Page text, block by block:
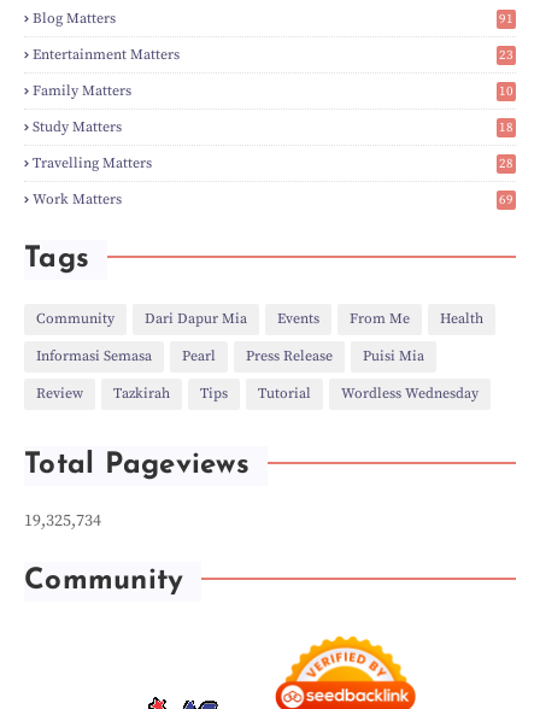
►Feb(6)
►Jan(8)
►2023(224)
►Dec(5)
►Nov (28)
►Oct(50)
►Sept(12)
►Aug(5)
►Jul(8)
►Jun(3)
►Apr(27)
►Mar(31)
►Jan(21)
►Dec(46)
►Oct(10)
►
(4)
►Jun(11)
►Apr(7)
►Mar (24)
►Jan(5)
Blog Matters
91
1
Entertainment Matters
23
2
Family Matters
10
14
Study Matters
18
9
Travelling Matters
28
6
Work Matters
69
Tags
Community Dari Dapur Mia Events From Me Health
Informasi Semasa Pearl Press Release Puisi Mia
Review Tazkirah Tips Tutorial Wordless Wednesday
Total Pageviews
19,325,734
Community